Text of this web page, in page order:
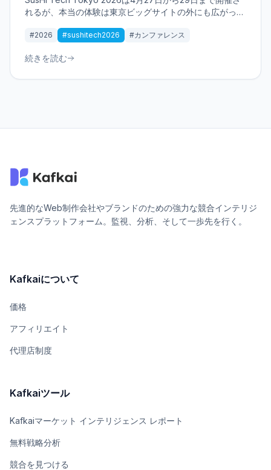
れるが、本当の体験は東京ビッグサイトの外にも広がって
#2026 #sushitech2026 #カンファレンス
続きを読む
先進的なWeb制作会社やブランドのための強力な競合インテリジ
ェンスプラットフォーム。監視、分析、そして一歩先を行く。
Kafkaiについて
価格
アフィリエイト
代理店制度
Kafkaiツール
Kafkaiマーケット インテリジェンス レポート
無料戦略分析
競合を見つける